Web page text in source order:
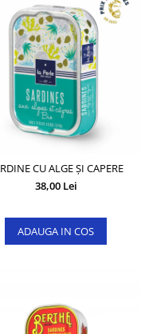
CU ALGE ȘI CAPERE
38,00 Lei
ADAUGA IN COS